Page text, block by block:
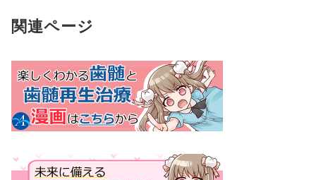
関連ページ